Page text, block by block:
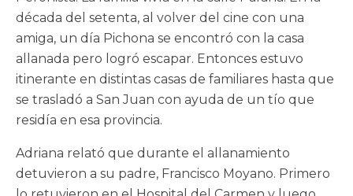
década del setenta, al volver del cine con una
amiga, un día Pichona se encontró con la casa
allanada pero logró escapar. Entonces estuvo
itinerante en distintas casas de familiares hasta que
se trasladó a San Juan con ayuda de un tío que
residía en esa provincia.
Adriana relató que durante el allanamiento
detuvieron a su padre, Francisco Moyano. Primero